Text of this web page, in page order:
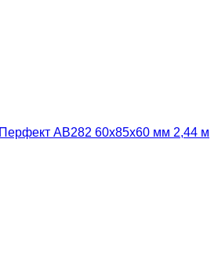
AB282 60х85х60 мм 2,44 м